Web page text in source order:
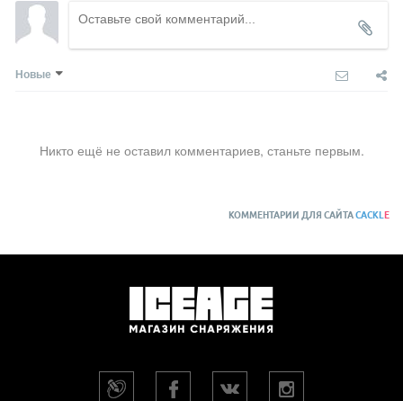
Новые
Никто ещё не оставил комментариев, станьте первым.
КОММЕНТАРИИ ДЛЯ САЙТАCACKLE